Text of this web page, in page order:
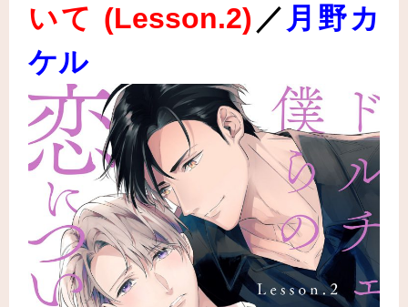
いて (Lesson.2) ／ 月野カ
ケル